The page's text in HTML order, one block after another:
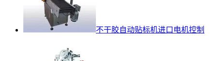
不干胶自动贴标机进口电机控制